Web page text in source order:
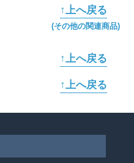
↑上へ戻る
(その他の関連商品)
↑上へ戻る
↑上へ戻る